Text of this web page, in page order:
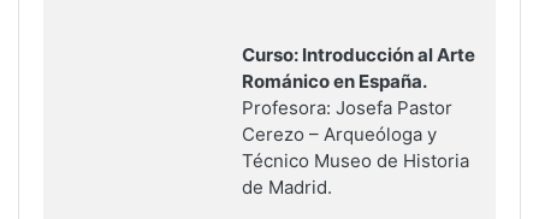
Curso: Introducción al Arte
Románico en España.
Profesora: Josefa Pastor
Cerezo – Arqueóloga y
Técnico Museo de Historia
de Madrid.